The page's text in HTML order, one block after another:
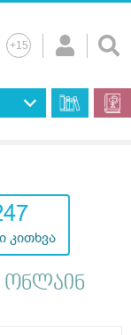
კითხვა
ონლაინ